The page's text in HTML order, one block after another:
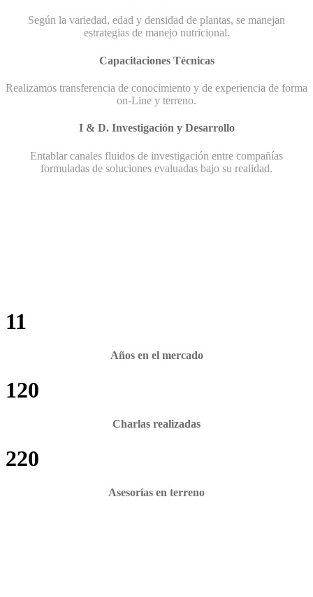
Según la variedad, edad y densidad de plantas, se manejan
estrategias de manejo nutricional.
Capacitaciones Técnicas
Realizamos transferencia de conocimiento y de experiencia de forma
on-Line y terreno.
I & D. Investigación y Desarrollo
Entablar canales fluidos de investigación entre compañías
formuladas de soluciones evaluadas bajo su realidad.
11
Años en el mercado
120
Charlas realizadas
220
Asesorías en terreno